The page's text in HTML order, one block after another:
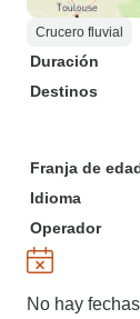
Crucero fluvial
Duración
Destinos
Franja de
Idioma
Operador
No hay